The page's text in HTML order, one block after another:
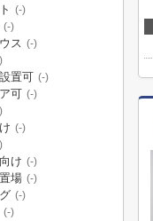
(-)
(-)
ス (-)
置可 (-)
可 (-)
(-)
け (-)
場 (-)
(-)
(-)